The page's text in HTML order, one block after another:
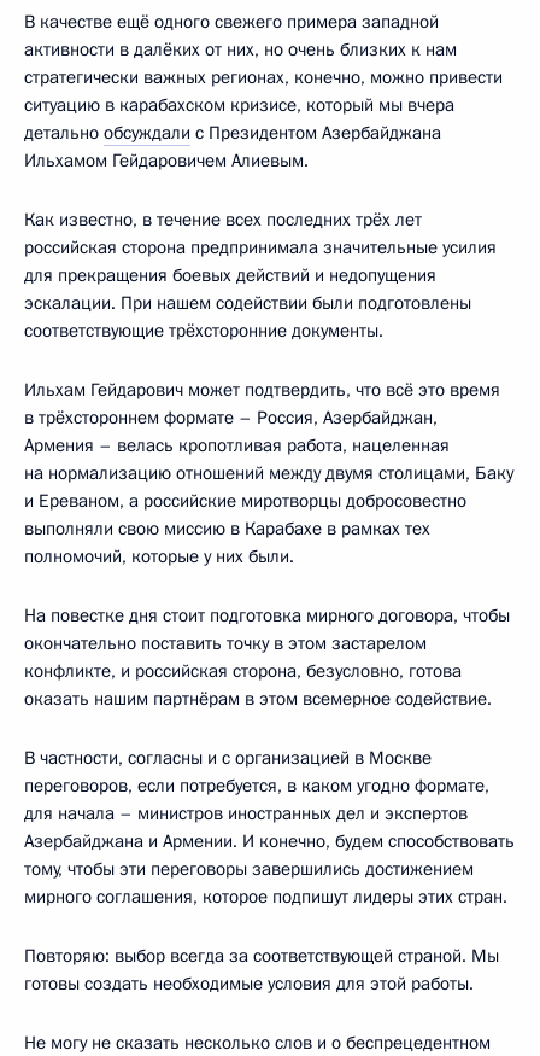
В качестве ещё одного свежего примера западной
активности в далёких от них, но очень близких к нам
стратегически важных регионах, конечно, можно привести
ситуацию в карабахском кризисе, который мы вчера
детально обсуждали с Президентом Азербайджана
Ильхамом Гейдаровичем Алиевым.
Как известно, в течение всех последних трёх лет
российская сторона предпринимала значительные усилия
для прекращения боевых действий и недопущения
эскалации. При нашем содействии были подготовлены
соответствующие трёхсторонние документы.
Ильхам Гейдарович может подтвердить, что всё это время
в трёхстороннем формате – Россия, Азербайджан,
Армения – велась кропотливая работа, нацеленная
на нормализацию отношений между двумя столицами, Баку
и Ереваном, а российские миротворцы добросовестно
выполняли свою миссию в Карабахе в рамках тех
полномочий, которые у них были.
На повестке дня стоит подготовка мирного договора, чтобы
окончательно поставить точку в этом застарелом
конфликте, и российская сторона, безусловно, готова
оказать нашим партнёрам в этом всемерное содействие.
В частности, согласны и с организацией в Москве
переговоров, если потребуется, в каком угодно формате,
для начала – министров иностранных дел и экспертов
Азербайджана и Армении. И конечно, будем способствовать
тому, чтобы эти переговоры завершились достижением
мирного соглашения, которое подпишут лидеры этих стран.
Повторяю: выбор всегда за соответствующей страной. Мы
готовы создать необходимые условия для этой работы.
Не могу не сказать несколько слов и о беспрецедентном